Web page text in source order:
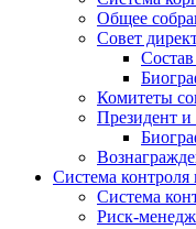
Общее
Совет
Состав
Комитеты
Президент
Система
Система
Риск-